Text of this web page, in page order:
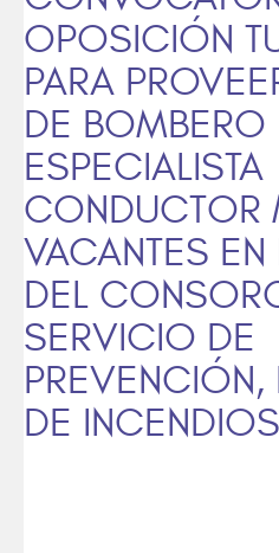
OPOSICIÓN
PARA
DE BOMBERO
ESPECIALISTA
CONDUCTOR
VACANTES EN
DEL
SERVICIO DE
PREVENCIÓN,
DE